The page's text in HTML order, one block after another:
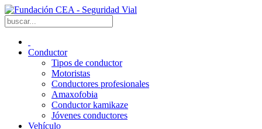
Conductor
Tipos de conductor
Motoristas
Conductores profesionales
Amaxofobia
Conductor kamikaze
Jóvenes conductores
Vehículo